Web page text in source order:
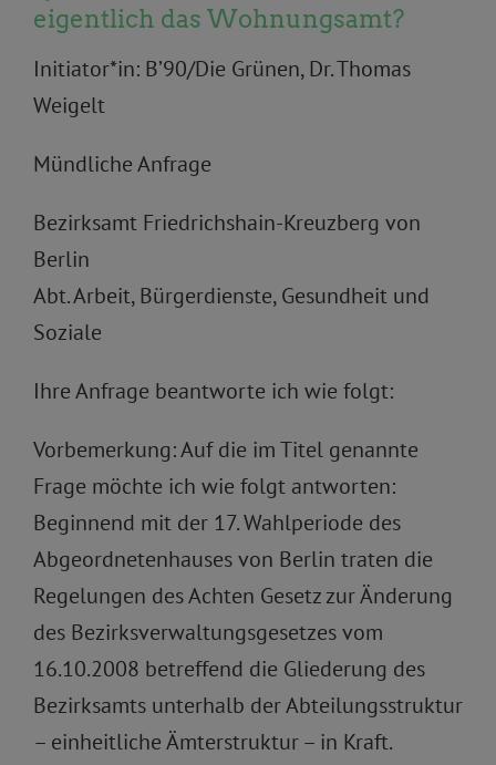
eigentlich das Wohnungsamt?
Initiator*in: B’90/Die Grünen, Dr. Thomas
Weigelt
Mündliche Anfrage
Bezirksamt Friedrichshain-Kreuzberg von
Berlin
Abt. Arbeit, Bürgerdienste, Gesundheit und
Soziale
Ihre Anfrage beantworte ich wie folgt:
Vorbemerkung: Auf die im Titel genannte
Frage möchte ich wie folgt antworten:
Beginnend mit der 17. Wahlperiode des
Abgeordnetenhauses von Berlin traten die
Regelungen des Achten Gesetz zur Änderung
des Bezirksverwaltungsgesetzes vom
16.10.2008 betreffend die Gliederung des
Bezirksamts unterhalb der Abteilungsstruktur
– einheitliche Ämterstruktur – in Kraft.